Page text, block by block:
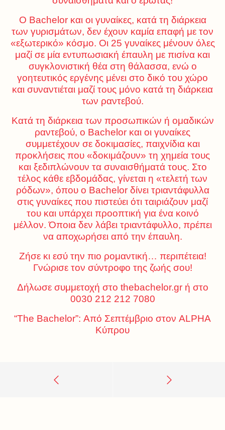
Ο Bachelor και οι γυναίκες, κατά τη διάρκεια
των γυρισμάτων, δεν έχουν καμία επαφή με τον
«εξωτερικό» κόσμο. Οι 25 γυναίκες μένουν όλες
μαζί σε μία εντυπωσιακή έπαυλη με πισίνα και
συγκλονιστική θέα στη θάλασσα, ενώ ο
γοητευτικός εργένης μένει στο δικό του χώρο
και συναντιέται μαζί τους μόνο κατά τη διάρκεια
των ραντεβού.
Κατά τη διάρκεια των προσωπικών ή ομαδικών
ραντεβού, ο Bachelor και οι γυναίκες
συμμετέχουν σε δοκιμασίες, παιχνίδια και
προκλήσεις που «δοκιμάζουν» τη χημεία τους
και ξεδιπλώνουν τα συναισθήματά τους. Στο
τέλος κάθε εβδομάδας, γίνεται η «τελετή των
ρόδων», όπου ο Bachelor δίνει τριαντάφυλλα
στις γυναίκες που πιστεύει ότι ταιριάζουν μαζί
του και υπάρχει προοπτική για ένα κοινό
μέλλον. Όποια δεν λάβει τριαντάφυλλο, πρέπει
να αποχωρήσει από την έπαυλη.
Ζήσε κι εσύ την πιο ρομαντική… περιπέτεια!
Γνώρισε τον σύντροφο της ζωής σου!
Δήλωσε συμμετοχή στο thebachelor.gr ή στο
0030 212 212 7080
“Τhe Bachelor”: Από Σεπτέμβριο στον ALPHA
Kύπρου